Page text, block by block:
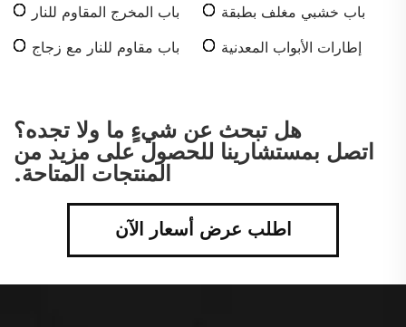
باب خشبي مغلف بطبقة
باب المخرج المقاوم للنار
إطارات الأبواب المعدنية
باب مقاوم للنار مع زجاج
هل تبحث عن شيءٍ ما ولا تجده؟
اتصل بمستشارينا للحصول على مزيد من
المنتجات المتاحة.
اطلب عرض أسعار الآن